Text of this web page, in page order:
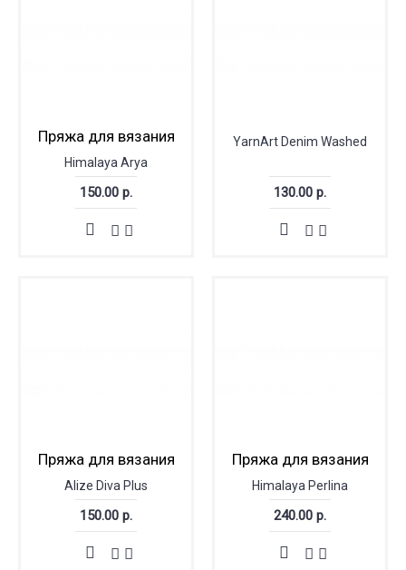
Пряжа для вязания
Himalaya Arya
150.00 р.
YarnArt Denim Washed
130.00 р.
Пряжа для вязания
Alize Diva Plus
150.00 р.
Пряжа для вязания
Himalaya Perlina
240.00 р.